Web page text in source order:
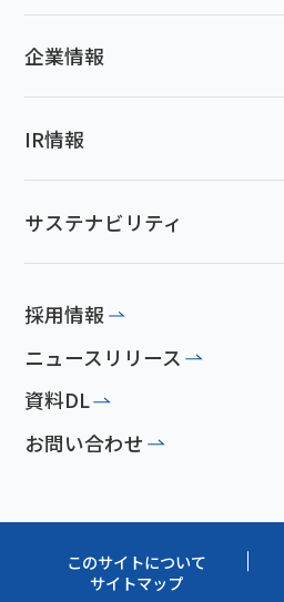
企業情報
IR情報
サステナビリティ
採用情報
ニュースリリース
資料DL
お問い合わせ
このサイトについて
サイトマップ